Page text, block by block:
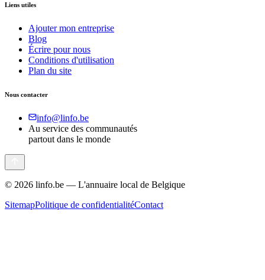
Liens utiles
Ajouter mon entreprise
Blog
Écrire pour nous
Conditions d'utilisation
Plan du site
Nous contacter
info@linfo.be
Au service des communautés
partout dans le monde
© 2026 linfo.be — L'annuaire local de Belgique
SitemapPolitique de confidentialitéContact